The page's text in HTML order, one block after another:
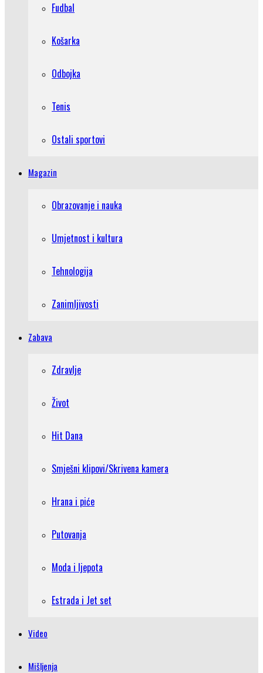
Fudbal
Košarka
Odbojka
Tenis
Ostali sportovi
Magazin
Obrazovanje i nauka
Umjetnost i kultura
Tehnologija
Zanimljivosti
Zabava
Zdravlje
Život
Hit Dana
Smješni klipovi/Skrivena kamera
Hrana i piće
Putovanja
Moda i ljepota
Estrada i Jet set
Video
Mišljenja